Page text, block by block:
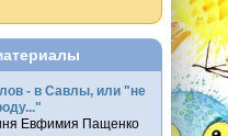
- в Савлы, или "не
Евфимия Пащенко